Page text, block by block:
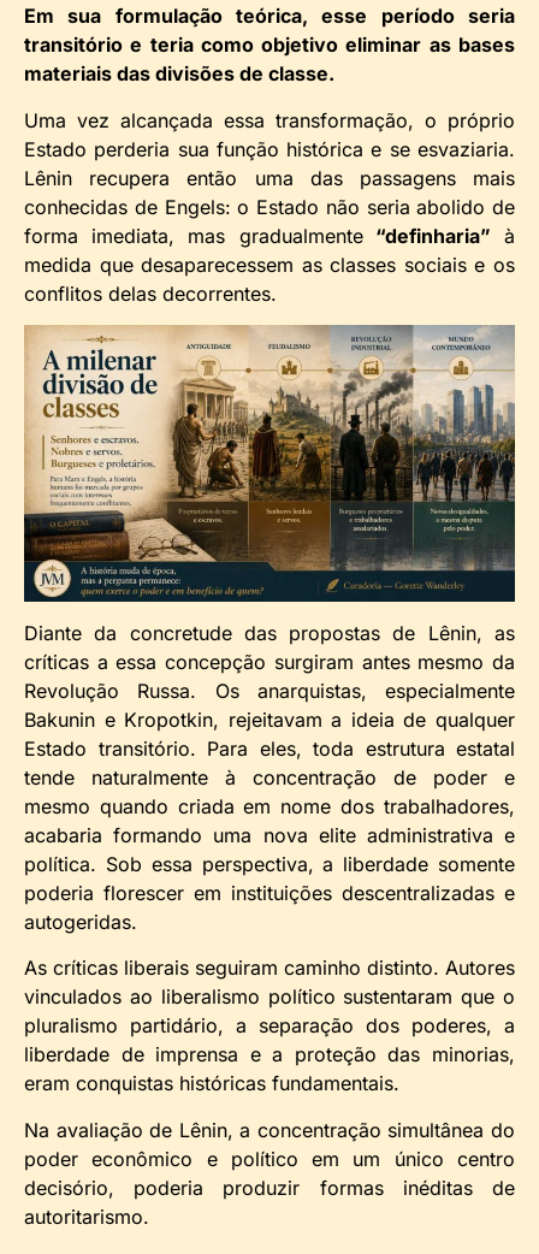
Em sua formulação teórica, esse período seria
transitório e teria como objetivo eliminar as bases
materiais das divisões de classe.
Uma vez alcançada essa transformação, o próprio
Estado perderia sua função histórica e se esvaziaria.
Lênin recupera então uma das passagens mais
conhecidas de Engels: o Estado não seria abolido de
forma imediata, mas gradualmente“definharia” à
medida que desaparecessem as classes sociais e os
conflitos delas decorrentes.
Diante da concretude das propostas de Lênin, as
críticas a essa concepção surgiram antes mesmo da
Revolução Russa. Os anarquistas, especialmente
Bakunin e Kropotkin, rejeitavam a ideia de qualquer
Estado transitório. Para eles, toda estrutura estatal
tende naturalmente à concentração de poder e
mesmo quando criada em nome dos trabalhadores,
acabaria formando uma nova elite administrativa e
política. Sob essa perspectiva, a liberdade somente
poderia florescer em instituições descentralizadas e
autogeridas.
As críticas liberais seguiram caminho distinto. Autores
vinculados ao liberalismo político sustentaram que o
pluralismo partidário, a separação dos poderes, a
liberdade de imprensa e a proteção das minorias,
eram conquistas históricas fundamentais.
Na avaliação de Lênin, a concentração simultânea do
poder econômico e político em um único centro
decisório, poderia produzir formas inéditas de
autoritarismo.